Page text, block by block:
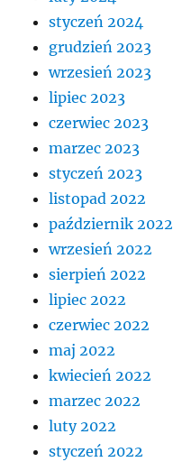
styczeń 2024
grudzień 2023
wrzesień 2023
lipiec 2023
czerwiec 2023
marzec 2023
styczeń 2023
listopad 2022
październik 2022
wrzesień 2022
sierpień 2022
lipiec 2022
czerwiec 2022
maj 2022
kwiecień 2022
marzec 2022
luty 2022
styczeń 2022